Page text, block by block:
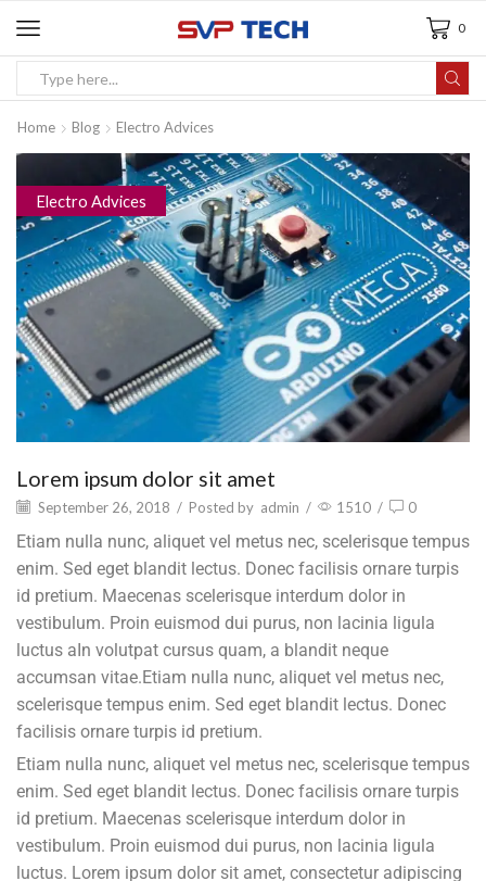
0
Home Blog Electro Advices
Electro Advices
Lorem ipsum dolor sit amet
September 26, 2018 / Posted by admin / 1510 / 0
Etiam nulla nunc, aliquet vel metus nec, scelerisque tempus
enim. Sed eget blandit lectus. Donec facilisis ornare turpis
id pretium. Maecenas scelerisque interdum dolor in
vestibulum. Proin euismod dui purus, non lacinia ligula
luctus aIn volutpat cursus quam, a blandit neque
accumsan vitae.Etiam nulla nunc, aliquet vel metus nec,
scelerisque tempus enim. Sed eget blandit lectus. Donec
facilisis ornare turpis id pretium.
Etiam nulla nunc, aliquet vel metus nec, scelerisque tempus
enim. Sed eget blandit lectus. Donec facilisis ornare turpis
id pretium. Maecenas scelerisque interdum dolor in
vestibulum. Proin euismod dui purus, non lacinia ligula
luctus. Lorem ipsum dolor sit amet, consectetur adipiscing